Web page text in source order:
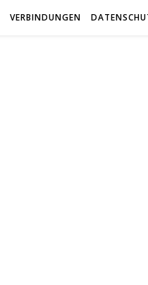
VERBINDUNGEN